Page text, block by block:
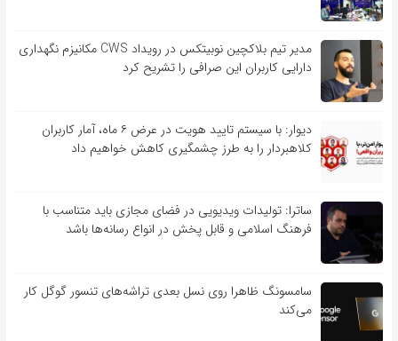
مدیر تیم بلاکچین نوبیتکس در رویداد CWS مکانیزم نگهداری
دارایی کاربران این صرافی را تشریح کرد
دیوار: با سیستم تایید هویت در عرض ۶ ماه، آمار کاربران
کلاهبردار را به طرز چشمگیری کاهش خواهیم داد
ساترا: تولیدات ویدیویی در فضای مجازی باید متناسب با
فرهنگ اسلامی و قابل پخش در انواع رسانه‌ها باشد
سامسونگ ظاهرا روی نسل بعدی تراشه‌های تنسور گوگل کار
می‌کند